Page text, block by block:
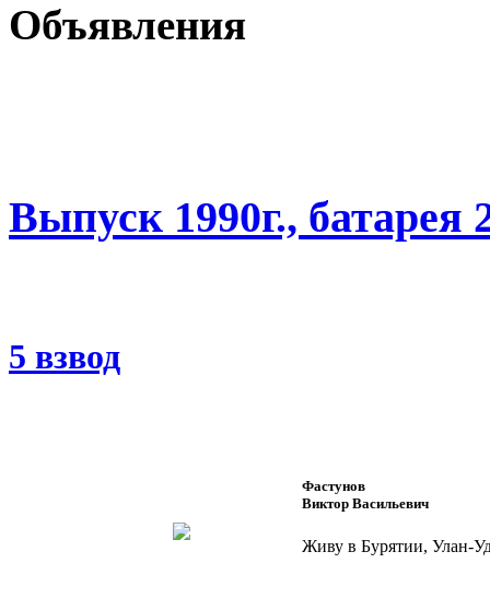
Объявления
Выпуск 1990г., батарея
5 взвод
Фастунов
Виктор Васильевич
Живу в Бурятии, Улан-